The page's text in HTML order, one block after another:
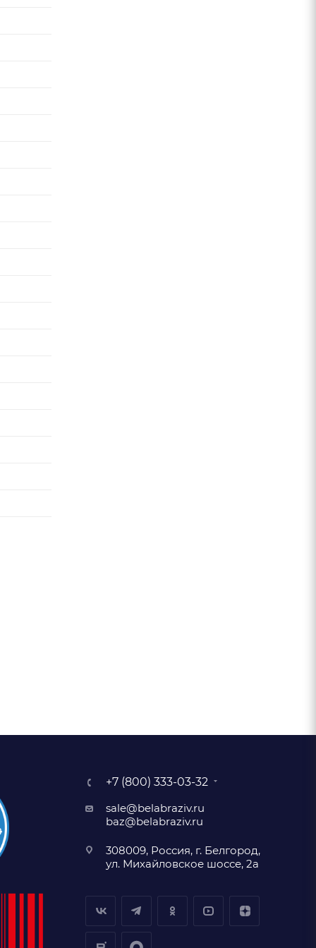
+7 (800) 333-03-32
sale@belabraziv.ru
baz@belabraziv.ru
308009, Россия, г. Белгород,
ул. Михайловское шоссе, 2а